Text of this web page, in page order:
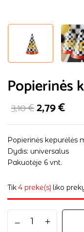
Popierinės
3,10€2,79€
Popierinės kepurėlės
Dydis: universalus
Pakuotėje 6 vnt.
Tik4 prekė(s) liko